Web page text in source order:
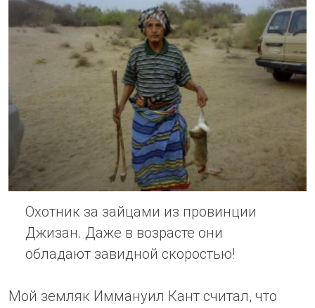
Охотник за зайцами из провинции
Джизан. Даже в возрасте они
обладают завидной скоростью!
Мой земляк Иммануил Кант считал, что